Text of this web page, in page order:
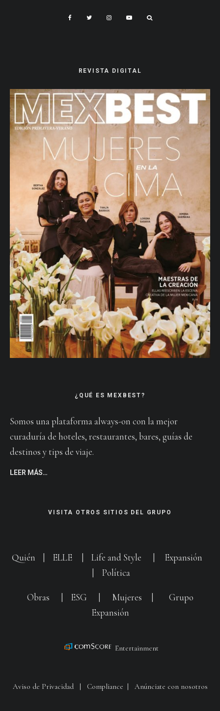
REVISTA DIGITAL
¿QUÉ ES MEXBEST?
Somos una plataforma always-on con la mejor
curaduría de hoteles, restaurantes, bares, guías de
destinos y tips de viaje.
LEER MÁS…
VISITA OTROS SITIOS DEL GRUPO
Quién ELLE Life and Style
Expansión
Política
Obras ESG Mujeres
Grupo
Expansión
Entertainment
Aviso de Privacidad| Compliance Anúnciate con nosotros